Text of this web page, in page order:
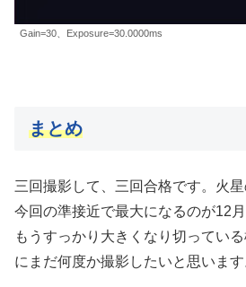
Gain=30、Exposure=30.0000ms
まとめ
三回撮影して、三回合格です。火星
今回の準接近で最大になるのが12月
もうすっかり大きくなり切ってい
にまだ何度か撮影したいと思います